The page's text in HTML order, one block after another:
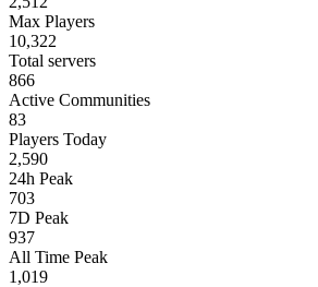
Max Players
10,322
Total servers
866
Active Communities
83
Players Today
2,590
24h Peak
703
7D Peak
937
All Time Peak
1,019